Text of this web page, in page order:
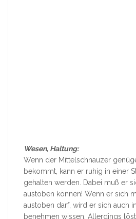
Wesen, Haltung:
Wenn der Mittelschnauzer
bekommt, kann er ruhig in einer
gehalten werden. Dabei muß er
austoben können! Wenn er sich
austoben darf, wird er sich auch
benehmen wissen. Allerdings